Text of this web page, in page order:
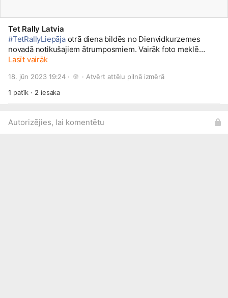
Tet Rally Latvia
#TetRallyLiepājaotrā diena bildēs no Dienvidkurzemes
novadā notikušajiem ātrumposmiem. Vairāk foto meklē
Lasīt vairāk
18. jūn 2023 19:24 · · Atvērt attēlu pilnā izmērā
1 patīk · 2 iesaka
Autorizējies, lai komentētu